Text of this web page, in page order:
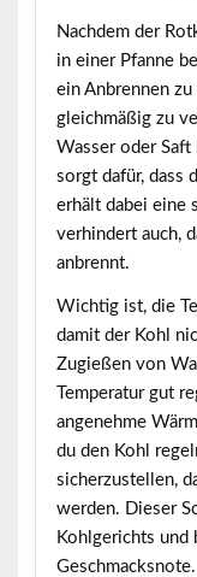
Nachdem der
in einer Pfanne
ein Anbrennen
gleichmäßig zu
Wasser oder
sorgt dafür, dass
erhält dabei eine
verhindert auch,
anbrennt.
Wichtig ist, die
damit der Kohl
Zugießen von
Temperatur gut
angenehme
du den Kohl
sicherzustellen,
werden. Dieser
Kohlgerichts und
Geschmacksnote.